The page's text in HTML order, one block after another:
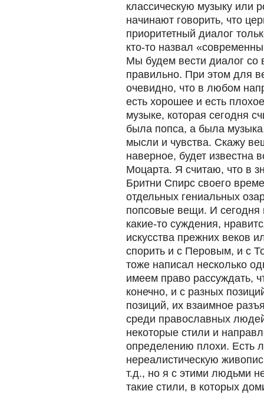
классическую музыку или
начинают говорить, что
приоритетный диалог
кто-то назвал
Мы будем вести диалог со
правильно. При этом для
очевидно, что в любом
есть хорошее и есть
музыке, которая сегодня
была попса, а была
мысли и чувства. Скажу
наверное, будет
Моцарта. Я считаю, что в
Бритни Спирс своего
отдельных гениальных
попсовые вещи. И сегодня
какие-то суждения,
искусства прежних веков
спорить и с Перовым, и с
тоже написал несколько
имеем право рассуждать,
конечно, и с разных
позиций, их взаимное
среди православных людей
некоторые стили и
определению плохи. Есть
нереалистическую
т.д., но я с этими людьми
такие стили, в которых